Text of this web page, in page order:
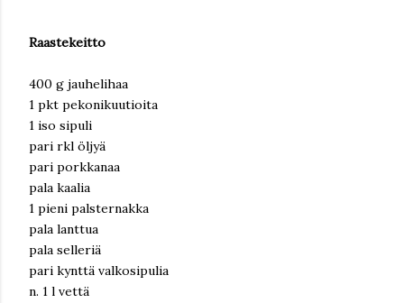
Raastekeitto
400 g jauhelihaa
1 pkt pekonikuutioita
1 iso sipuli
pari rkl öljyä
pari porkkanaa
pala kaalia
1 pieni palsternakka
pala lanttua
pala selleriä
pari kynttä valkosipulia
n. 1 l vettä